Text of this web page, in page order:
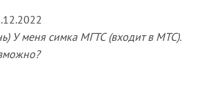
У меня симка МГТС (входит в МТС).